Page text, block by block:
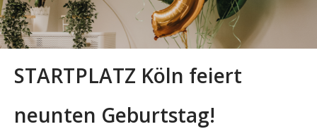
STARTPLATZ Köln feiert
neunten Geburtstag!